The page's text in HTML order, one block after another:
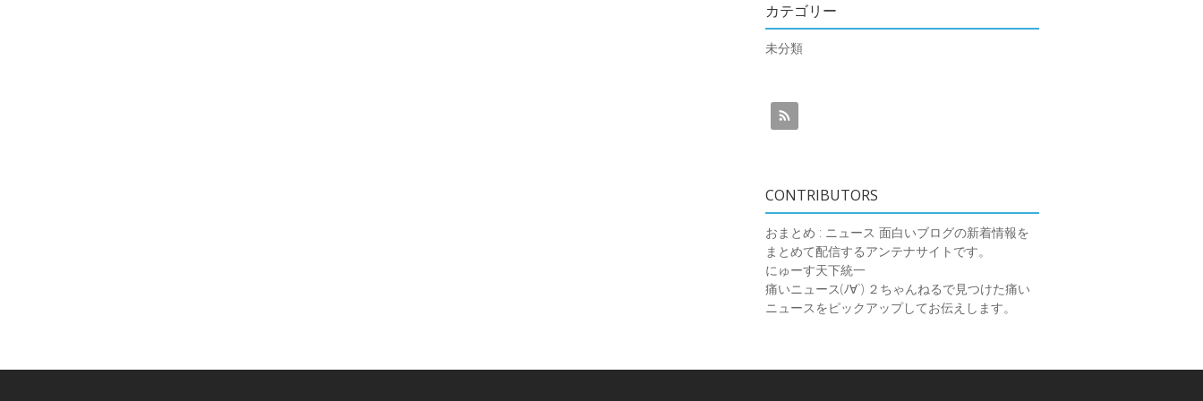
カテゴリー
未分類
CONTRIBUTORS
おまとめ : ニュース 面白いブログの新着情報を
まとめて配信するアンテナサイトです。
にゅーす天下統一
痛いニュース(ﾉ∀`) ２ちゃんねるで見つけた痛い
ニュースをピックアップしてお伝えします。